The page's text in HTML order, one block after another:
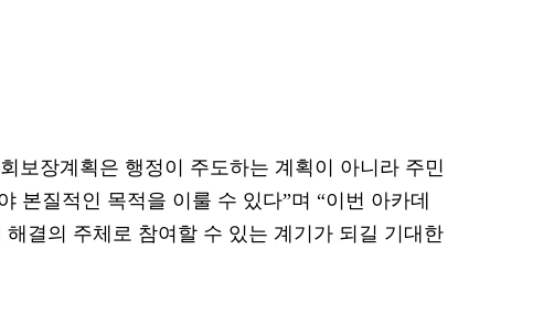
보장계획은 행정이 주도하는 계획이 아니라 주민
본질적인 목적을 이룰 수 있다”며 “이번 아카데
결의 주체로 참여할 수 있는 계기가 되길 기대한